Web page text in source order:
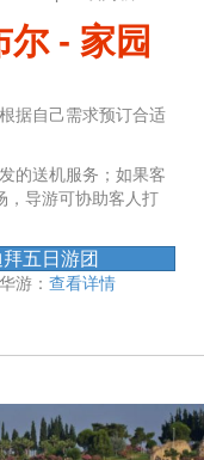
- 家园
据自己需求预订合适
的送机服务；如果客
，导游可协助客人打
五日游团
游： 查看详情